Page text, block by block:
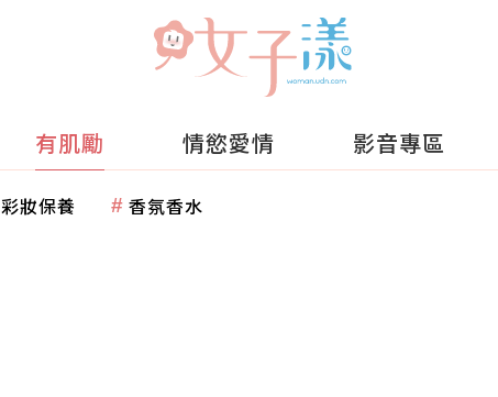
有肌勵 情慾愛情 影音專區
彩妝保養 香氛香水